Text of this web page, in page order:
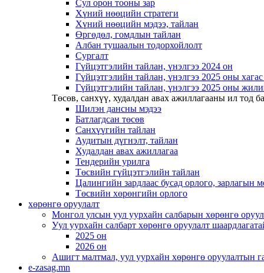
Сул орон тооны зар
Хүний нөөцийн стратеги
Хүний нөөцийн мэдээ, тайлан
Өргөдөл, гомдлын тайлан
Албан тушаалын тодорхойлолт
Сургалт
Гүйцэтгэлийн тайлан, үнэлгээ 2024 он
Гүйцэтгэлийн тайлан, үнэлгээ 2025 оны
Гүйцэтгэлийн тайлан, үнэлгээ 2025 оны
Төсөв, санхүү, худалдан авах ажиллагааны ил тод
Шилэн дансны мэдээ
Батлагдсан төсөв
Санхүүгийн тайлан
Аудитын дүгнэлт, тайлан
Худалдан авах ажиллагаа
Тендерийн урилга
Төсвийн гүйцэтгэлийн тайлан
Цалингийн зардлаас бусад орлого, зарлагын
Төсвийн хөрөнгийн орлого
хөрөнгө оруулалт
Монгол улсын уул уурхайн салбарын хөрөнгө
Уул уурхайн салбарт хөрөнгө оруулалт
2025 он
2026 он
Ашигт малтмал, уул уурхайн хөрөнгө оруулалтын
e-zasag.mn